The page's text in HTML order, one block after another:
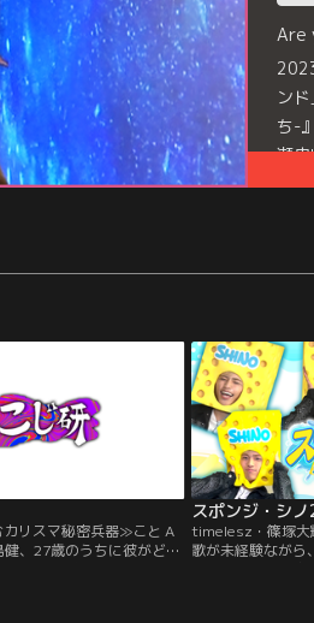
Are
ン
ち-
瀬
信
リスマ秘密兵器≫こと A
、27歳のうちに彼がどう
スポンジ・シ
timelesz・篠塚大
歌が未経験ながら